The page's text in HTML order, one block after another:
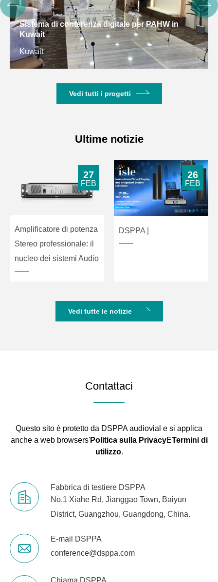
Sistema di conferenza digitale per PAHW in
Kuwait
Kuwait
Vedi tutti i progetti
Ultime notizie
Amplificatore di potenza
Stereo professionale: il
nucleo dei sistemi Audio
27
FEB
DSPPA |
26
FEB
Vedi tutte le notizie
Contattaci
Questo sito è protetto da DSPPA audiovial e si applica
anche a web browsers'Politica sulla PrivacyETermini di
utilizzo.
Fabbrica di testiere DSPPA
No.1 Xiahe Rd, Jianggao Town, Baiyun
District, Guangzhou, Guangdong, China.
E-mail DSPPA
conference@dsppa.com
Chiama DSPPA